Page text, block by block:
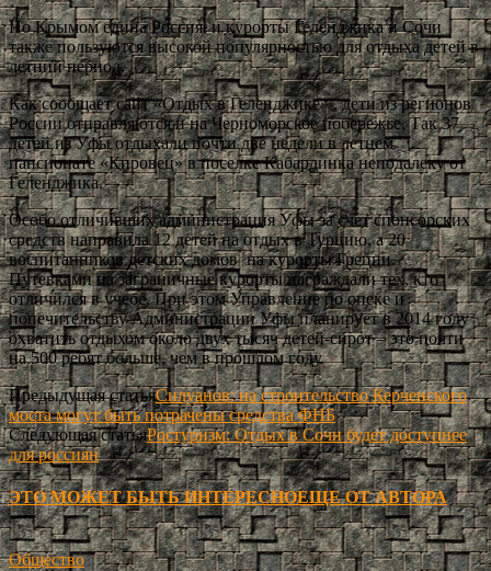
Но Крымом едина Россия, и курорты Геленджика и Сочи
также пользуются высокой популярностью для отдыха детей в
летний период.
Как сообщает сайт «Отдых в Геленджике» , дети из регионов
России отправляются и на Черноморское побережье. Так 37
детей из Уфы отдыхали почти две недели в летнем
пансионате «Кировец» в поселке Кабардинка неподалеку от
Геленджика.
Особо отличивших администрация Уфы за счет спонсорских
средств направила 12 детей на отдых в Турцию, а 20
воспитанников детских домов на курорты Греции.
Путевками на заграничные курорты награждали тех, кто
отличился в учебе. При этом Управление по опеке и
попечительству Администрации Уфы планирует в 2014 году
охватить отдыхом около двух тысяч детей-сирот – это почти
на 500 ребят больше, чем в прошлом году.
Предыдущая статьяСилуанов: на строительство Керченского
моста могут быть потрачены средства ФНБ
Следующая статьяРостуризм: Отдых в Сочи будет доступнее
для россиян
ЭТО МОЖЕТ БЫТЬ ИНТЕРЕСНОЕЩЕ ОТ АВТОРА
Общество